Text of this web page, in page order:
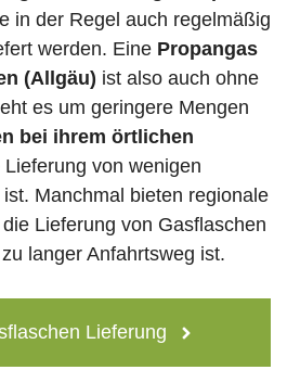
in der Regel auch regelmäßig
werden. Eine Propangas
(Allgäu) ist also auch ohne
es um geringere Mengen
bei ihrem örtlichen
Lieferung von wenigen
Manchmal bieten regionale
Lieferung von Gasflaschen
langer Anfahrtsweg ist.
Lieferung